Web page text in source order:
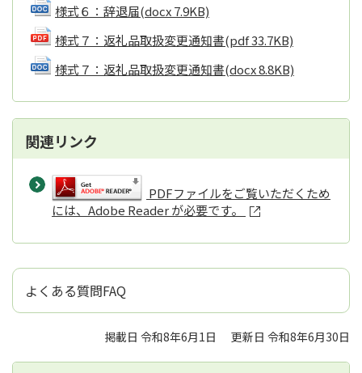
様式６：辞退届(docx 7.9KB)
様式７：返礼品取扱変更通知書(pdf 33.7KB)
様式７：返礼品取扱変更通知書(docx 8.8KB)
関連リンク
PDFファイルをご覧いただくため
には、Adobe Reader が必要です。
よくある質問FAQ
掲載日 令和8年6月1日 更新日 令和8年6月30日